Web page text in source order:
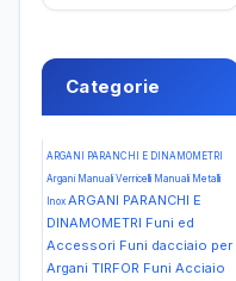
Categorie
ARGANI PARANCHI E DINAMOMETRI
Argani Manuali Verricelli Manuali Metalli
Inox ARGANI PARANCHI E
DINAMOMETRI Funi ed
Accessori Funi dacciaio per
Argani TIRFOR Funi Acciaio